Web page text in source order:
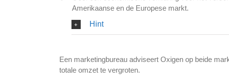
Amerikaanse en de Europese markt.
Hint
Een marketingbureau adviseert Oxigen op beide
totale omzet te vergroten.